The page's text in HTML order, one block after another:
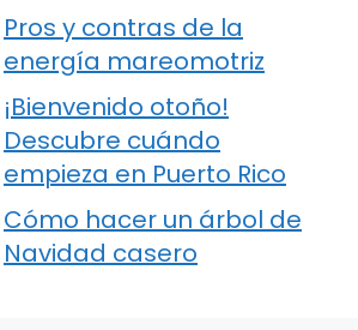
Pros y contras de la
energía mareomotriz
¡Bienvenido otoño!
Descubre cuándo
empieza en Puerto Rico
Cómo hacer un árbol de
Navidad casero